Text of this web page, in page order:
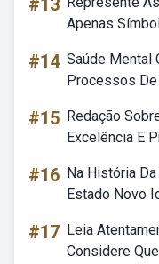
#13
Apenas
#14 Saúde Mental
Processos
#15 Redação
Excelência E
#16 Na História
Estado Novo
#17 Leia
Considere